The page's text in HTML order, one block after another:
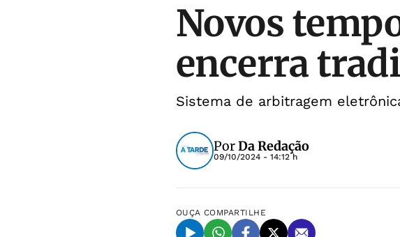
Novos
encerra
Sistema de arbitragem
PorDa Redação
09/10/2024 - 14:12 h
OUÇA COMPARTILHE